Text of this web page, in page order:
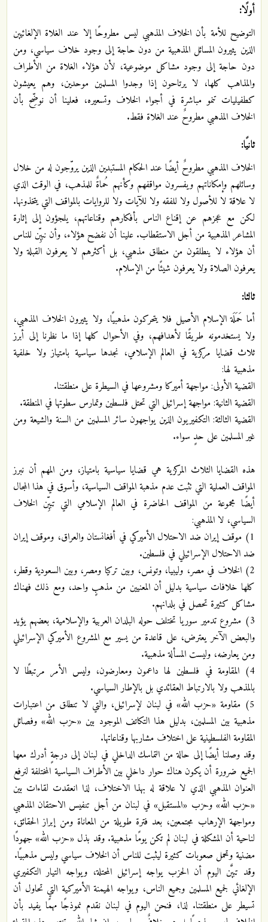
أولًا:
التوضيح للأمة بأن الخلاف المذهبي ليس مطروحًا إلا عند الغلاة الإلغائيين
الذين يثيرون المسائل المذهبية من دون حاجة إلى وجود خلاف سياسي، ومن
دون حاجة إلى وجود مشاكل موضوعية، لأن هؤلاء الغلاة من الأطراف
والمذاهب كلها، لا يرتاحون إذا وجدوا المسلمين موحدين، وهم يعيشون
كطفيليات تنمو مباشرة في أجواء الخلاف وتسعيره، فعلينا أن نوضِّح بأن
الخلاف المذهبي مطروحٌ عند الغلاة فقط.
ثانيًا:
الخلاف المذهبي مطروحٌ أيضًا عند الحكام المستبدين الذين يروّجون له من خلال
وسائلهم وإمكاناتهم ويفسرون مواقفهم وكأنهم حُماةٌ للمذهب، في الوقت الذي
لا علاقة لا للأصول ولا للفقه ولا للآيات ولا للروايات بالمواقف التي يتخذونها.
لكن مع عجزهم عن إقناع الناس بأفكارهم وقناعاتهم، يلجؤون إلى إثارة
المشاعر المذهبية من أجل الاستقطاب. علينا أن نفضح هؤلاء، وأن نبيِّن للناس
أن هؤلاء لا ينطلقون من منطلق مذهبي، بل أكثرهم لا يعرفون القبلة ولا
يعرفون الصلاة ولا يعرفون شيئًا من الإسلام.
ثالثا:
أما حَمَلَة الإسلام الأصيل فلا يتحركون مذهبيًا، ولا يثيرون الخلاف المذهبي،
ولا يستخدمونه طريقًا لأهدافهم، وفي الأحوال كلها إذا ما نظرنا إلى أبرز
ثلاث قضايا مركزية في العالم الإسلامي، نجدها سياسية بامتياز ولا خلفية
مذهبية لها:
القضية الأولى: مواجهة أميركا ومشروعها في السيطرة على منطقتنا.
القضية الثانية: مواجهة إسرائيل التي تحتل فلسطين وتمارس سطوتها في المنطقة.
القضية الثالثة: التكفيريون الذين يواجهون سائر المسلمين من السنة والشيعة ومن
غير المسلمين على حدٍ سواء.
هذه القضايا الثلاث المركزية هي قضايا سياسية بامتياز، ومن المهم أن نبرز
المواقف العملية التي تثبت عدم مذهبة المواقف السياسية، وأسوق في هذا المجال
أيضًا مجموعة من المواقف الحاضرة في العالم الإسلامي التي تبيِّن الخلاف
السياسي، لا المذهبي:
1) موقف إيران ضد الاحتلال الأميركي في أفغانستان والعراق، وموقف إيران
ضد الاحتلال الإسرائيلي في فلسطين.
2) الخلاف في مصر، وليبيا، وتونس، وبين تركيا ومصر، وبين السعودية وقطر،
كلها خلافات سياسية بدليل أن المعنيين من مذهبٍ واحد، ومع ذلك فهناك
مشاكل كثيرة تحصل في بلدانهم.
3) مشروع تدمير سوريا تختلف حوله البلدان العربية والإسلامية، بعضهم يؤيد
والبعض الآخر يعترض، على قاعدة من يسير مع المشروع الأميركي الإسرائيلي
ومن يعارضه، وليست المسألة مذهبية.
4) المقاومة في فلسطين لها داعمون ومعارضون، وليس الأمر مرتبطًا لا
بالمذهب ولا بالارتباط العقائدي بل بالإطار السياسي.
5) مقاومة «حزب الله» في لبنان لإسرائيل، والتي لا تنطلق من اعتبارات
مذهبية بين المسلمين، بدليل هذا التكاتف الموجود بين «حزب الله» وفصائل
المقاومة الفلسطينية على اختلاف مشاربها وقناعاتها.
وقد وصلنا أيضًا إلى حالة من التماسك الداخلي في لبنان إلى درجةٍ أدرك معها
الجميع ضرورة أن يكون هناك حوار داخلي بين الأطراف السياسية المختلفة لنرفع
العنوان المذهبي الذي لا علاقة له بهذا الاختلاف، لذا انعقدت لقاءات بين
«حزب الله» وحزب «المستقبل» في لبنان من أجل تنفيس الاحتقان المذهبي
ومواجهة الإرهاب مجتمعين، بعد فترة طويلة من المعاناة ومن إبراز الحقائق،
لناحية أن المشكلة في لبنان لم تكن يومًا مذهبية. وقد بذل «حزب الله» جهودًا
مضنية وتحمل صعوبات كثيرة ليثبت للناس أن الخلاف سياسي وليس مذهبيًا.
وقد تبيَّن اليوم أن الحزب يواجه إسرائيل المحتلة، ويواجه التيار التكفيري
الإلغائي لجميع المسلمين وجميع الناس، ويواجه الهيمنة الأميركية التي تحاول أن
تسيطر على منطقتنا. لذا، فنحن اليوم في لبنان نقدم نموذجًا مهمًا يفيد بأن